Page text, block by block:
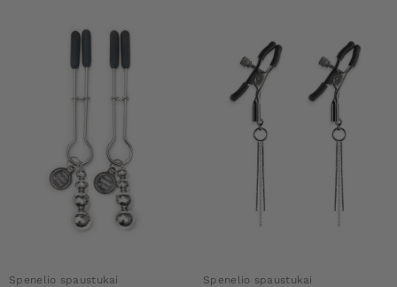
Spenelio spaustukai Spenelio spaustukai